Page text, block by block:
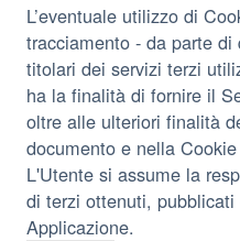
L’eventuale utilizzo di
tracciamento - da parte
titolari dei servizi terzi
ha la finalità di fornire il
oltre alle ulteriori finalità
documento e nella
L'Utente si assume la
di terzi ottenuti,
Applicazione.